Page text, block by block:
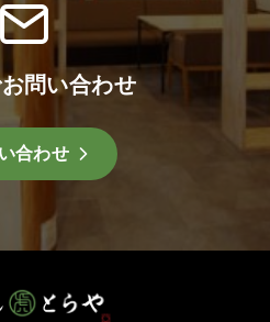
問い合わせ
合わせ